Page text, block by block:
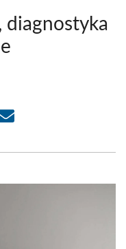
diagnostyka
Share